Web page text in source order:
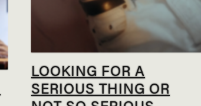
LOOKING FOR A
SERIOUS THING OR